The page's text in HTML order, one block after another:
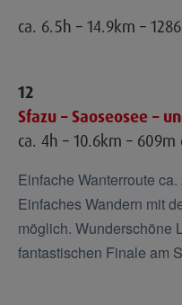
ca. 6.5h – 14.9km –
12
Sfazu – Saoseosee –
ca. 4h – 10.6km –
Einfache Wanterroute
Einfaches Wandern mit
möglich. Wunderschöne
fantastischen Finale am